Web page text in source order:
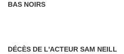
BAS NOIRS
DÉCÈS DE L'ACTEUR SAM NEILL